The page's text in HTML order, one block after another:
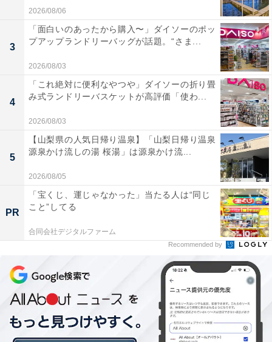
シーンを上質な音で彩ってくれます。
ユーザーからは「驚くほどの重低音と広がり」「持ち運
びが楽で家中で活躍する」と絶賛の声が届いています。
一方で、「音がパワフルすぎて集合住宅では音量に気を
使う」という声も。場所を選ばず迫力のボーズサウンド
を楽しみたい人や、デザイン性と機能性を両立させたい
人には、おすすめの商品といえそうです。
2026/08/06
3
「面白いのあったから購入〜」ダイソーのポッ
プアップランドリーバッグが話題。“さま...
2026/08/03
4
「これ絶対に便利なやつや」ダイソーの折り畳
み式ランドリーバスケットが高評価「使わ...
2026/08/03
5
【山梨県の人気日帰り温泉】「山梨日帰り温泉
源泉かけ流しの湯 桜湯」は源泉かけ流...
2026/08/05
PR
「宝くじ、運じゃなかった」当たる人は“同じ
こと”してる
合同会社デジタルファーム
Recommended by